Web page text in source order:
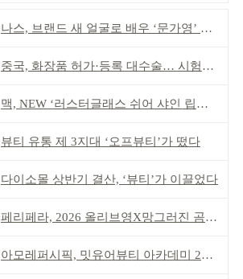
나스, 브랜드 새 얼굴로 배우 ‘문가영’ 발탁
중국, 화장품 허가·등록 대수술… 시험자료 공용 허용
맥, NEW ‘러스터글래스 쉬어 샤인 립스틱’ 출시
뷰티 유통 제 3지대 ‘오프뷰티’가 떴다
다이소몰 상반기 결산, ‘뷰티’가 이끌었다
페리페라, 2026 올리브영X망그러진 곰 콜라보
아모레퍼시픽, 밋유어뷰티 아카데미 2기 발대식